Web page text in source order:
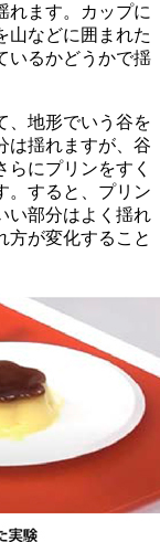
れます。カップに
山などに囲まれた
いるかどうかで揺
、地形でいう谷を
は揺れますが、谷
にプリンをすく
。すると、プリン
い部分はよく揺れ
方が変化すること